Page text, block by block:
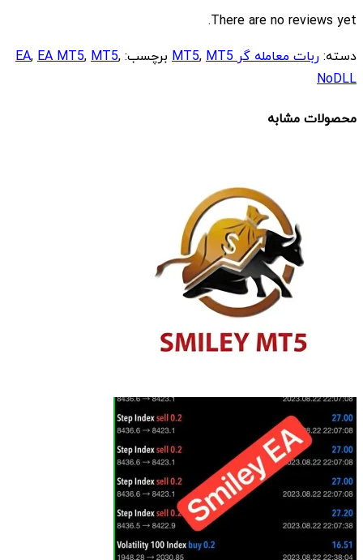
There are no reviews yet.
دسته:ربات معامله گر MT5 ,MT5 برچسب: EA,EA MT5,MT5,
NoDLL
محصولات مشابه